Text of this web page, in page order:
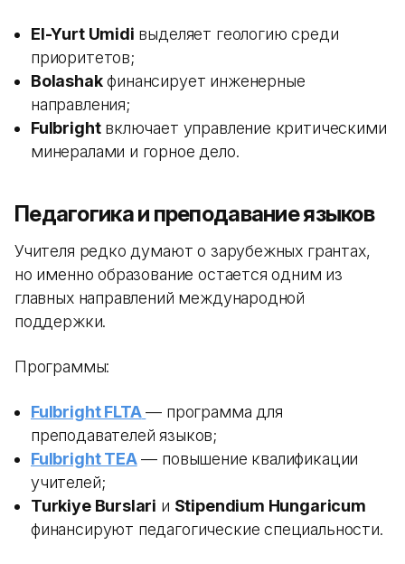
El-Yurt Umidi выделяет геологию среди
приоритетов;
Bolashakфинансирует инженерные
направления;
Fulbrightвключает управление критическими
минералами и горное дело.
Педагогика и преподавание языков
Учителя редко думают о зарубежных грантах,
но именно образование остается одним из
главных направлений международной
поддержки.
Программы:
Fulbright FLTA — программа для
преподавателей языков;
Fulbright TEA— повышение квалификации
учителей;
Turkiye Burslari и Stipendium Hungaricum
финансируют педагогические специальности.